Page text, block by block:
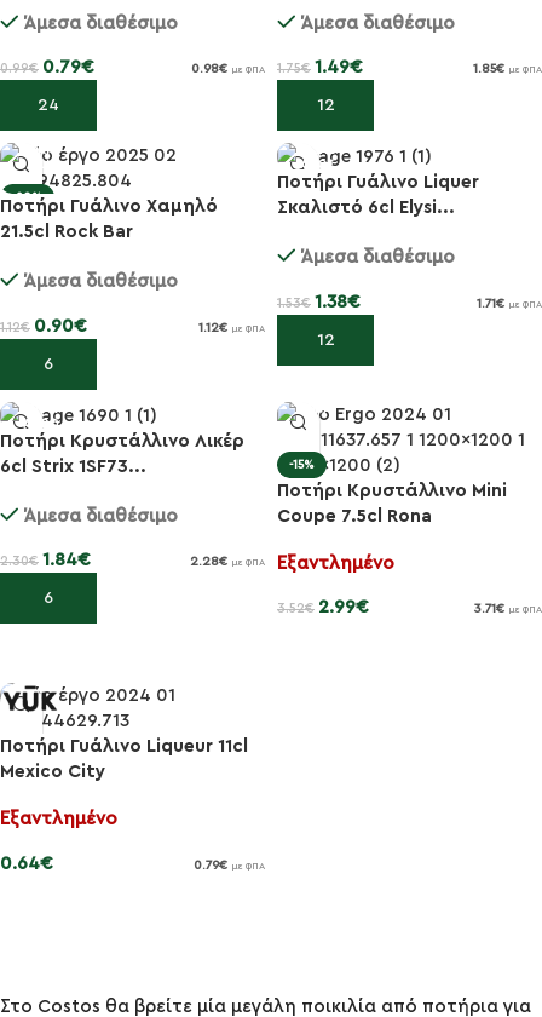
Άμεσα διαθέσιμο
0.99€ 0.79€ 0.98€ με ΦΠΑ
Προσθήκη στο καλάθι
Άμεσα διαθέσιμο
1.75€ 1.49€ 1.85€ με ΦΠΑ
Προσθήκη στο καλάθι
-20%
Ποτήρι Γυάλινο Χαμηλό
21.5cl Rock Bar
Άμεσα διαθέσιμο
1.12€ 0.90€ 1.12€ με ΦΠΑ
Προσθήκη στο καλάθι
-10%
Ποτήρι Γυάλινο Liquer
Σκαλιστό 6cl Elysi...
Άμεσα διαθέσιμο
1.53€ 1.38€ 1.71 € με ΦΠΑ
Προσθήκη στο καλάθι
-20%
Ποτήρι Κρυστάλλινο Λικέρ
6cl Strix 1SF73...
Άμεσα διαθέσιμο
2.30€ 1.84€ 2.28€ με ΦΠΑ
Προσθήκη στο καλάθι
-15%
Ποτήρι Κρυστάλλινο Mini
Coupe 7.5cl Rona
Εξαντλημένο
3.52€ 2.99€ 3.71 € με ΦΠΑ
Ποτήρι Γυάλινο Liqueur 11cl
Mexico City
Εξαντλημένο
0.64€ 0.79€ με ΦΠΑ
Στο Costos θα βρείτε μία μεγάλη ποικιλία από ποτήρια για